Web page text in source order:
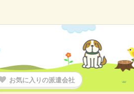
お気に入りの派遣会社